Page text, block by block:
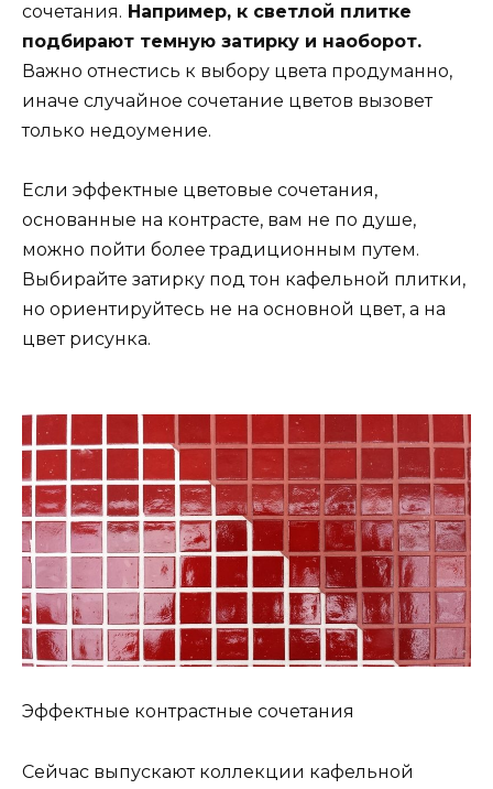
сочетания. Например, к светлой плитке
подбирают темную затирку и наоборот.
Важно отнестись к выбору цвета продуманно,
иначе случайное сочетание цветов вызовет
только недоумение.
Если эффектные цветовые сочетания,
основанные на контрасте, вам не по душе,
можно пойти более традиционным путем.
Выбирайте затирку под тон кафельной плитки,
но ориентируйтесь не на основной цвет, а на
цвет рисунка.
Эффектные контрастные сочетания
Сейчас выпускают коллекции кафельной